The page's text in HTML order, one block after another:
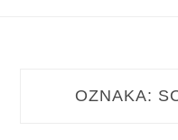
OZNAKA: